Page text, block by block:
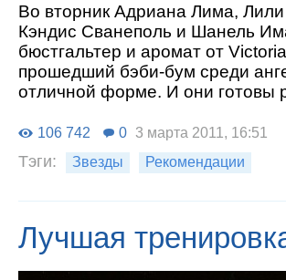
Во вторник Адриана Лима,
Кэндис Сванеполь и Шанель
бюстгальтер и аромат от
прошедший бэби-бум среди
отличной форме. И они готовы
106 742 0 3 марта 2011, 16:51
Тэги: Звезды Рекомендации
Лучшая